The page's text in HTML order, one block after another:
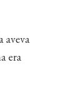
aveva
era